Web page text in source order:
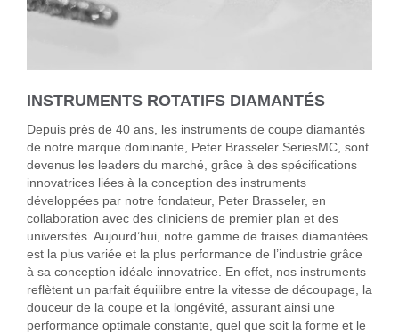
INSTRUMENTS ROTATIFS DIAMANTÉS
Depuis près de 40 ans, les instruments de coupe diamantés
de notre marque dominante, Peter Brasseler SeriesMC, sont
devenus les leaders du marché, grâce à des spécifications
innovatrices liées à la conception des instruments
développées par notre fondateur, Peter Brasseler, en
collaboration avec des cliniciens de premier plan et des
universités. Aujourd’hui, notre gamme de fraises diamantées
est la plus variée et la plus performance de l’industrie grâce
à sa conception idéale innovatrice. En effet, nos instruments
reflètent un parfait équilibre entre la vitesse de découpage, la
douceur de la coupe et la longévité, assurant ainsi une
performance optimale constante, quel que soit la forme et le